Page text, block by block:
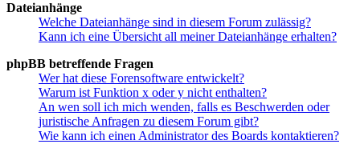
Dateianhänge
Welche Dateianhänge sind in diesem Forum zulässig?
Kann ich eine Übersicht all meiner Dateianhänge erhalten?
phpBB betreffende Fragen
Wer hat diese Forensoftware entwickelt?
Warum ist Funktion x oder y nicht enthalten?
An wen soll ich mich wenden, falls es Beschwerden oder
juristische Anfragen zu diesem Forum gibt?
Wie kann ich einen Administrator des Boards kontaktieren?